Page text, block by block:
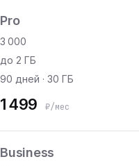
Pro
3 000
до 2 ГБ
90 дней · 30 ГБ
1 499 ₽/мес
Business